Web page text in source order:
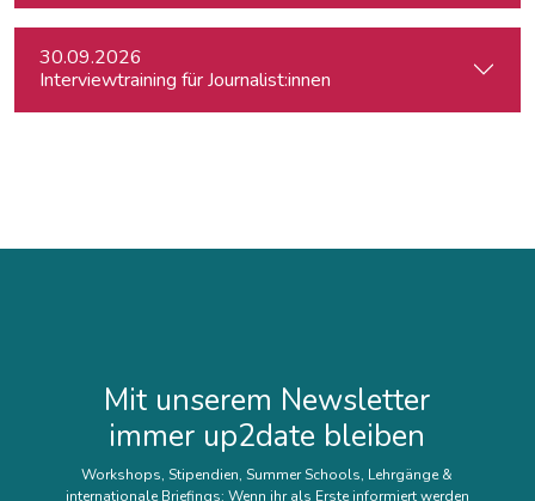
30.09.2026
Interviewtraining für Journalist:innen
Mit unserem Newsletter
immer up2date bleiben
Workshops, Stipendien, Summer Schools, Lehrgänge &
internationale Briefings: Wenn ihr als Erste informiert werden